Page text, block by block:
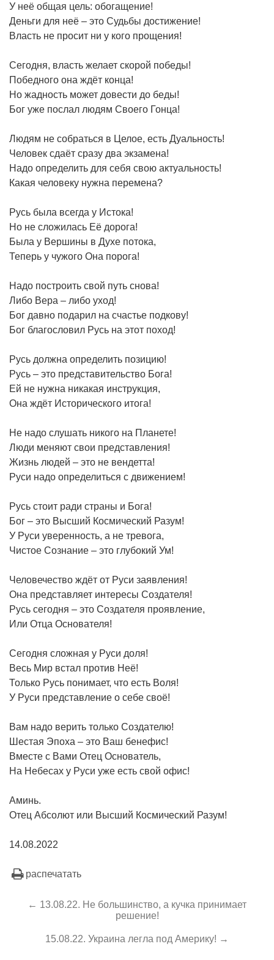
У неё общая цель: обогащение!
Деньги для неё – это Судьбы достижение!
Власть не просит ни у кого прощения!
Сегодня, власть желает скорой победы!
Победного она ждёт конца!
Но жадность может довести до беды!
Бог уже послал людям Своего Гонца!
Людям не собраться в Целое, есть Дуальность!
Человек сдаёт сразу два экзамена!
Надо определить для себя свою актуальность!
Какая человеку нужна перемена?
Русь была всегда у Истока!
Но не сложилась Её дорога!
Была у Вершины в Духе потока,
Теперь у чужого Она порога!
Надо построить свой путь снова!
Либо Вера – либо уход!
Бог давно подарил на счастье подкову!
Бог благословил Русь на этот поход!
Русь должна определить позицию!
Русь – это представительство Бога!
Ей не нужна никакая инструкция,
Она ждёт Исторического итога!
Не надо слушать никого на Планете!
Люди меняют свои представления!
Жизнь людей – это не вендетта!
Руси надо определиться с движением!
Русь стоит ради страны и Бога!
Бог – это Высший Космический Разум!
У Руси уверенность, а не тревога,
Чистое Сознание – это глубокий Ум!
Человечество ждёт от Руси заявления!
Она представляет интересы Создателя!
Русь сегодня – это Создателя проявление,
Или Отца Основателя!
Сегодня сложная у Руси доля!
Весь Мир встал против Неё!
Только Русь понимает, что есть Воля!
У Руси представление о себе своё!
Вам надо верить только Создателю!
Шестая Эпоха – это Ваш бенефис!
Вместе с Вами Отец Основатель,
На Небесах у Руси уже есть свой офис!
Аминь.
Отец Абсолют или Высший Космический Разум!
14.08.2022
распечатать
← 13.08.22. Не большинство, а кучка принимает
решение!
15.08.22. Украина легла под Америку! →